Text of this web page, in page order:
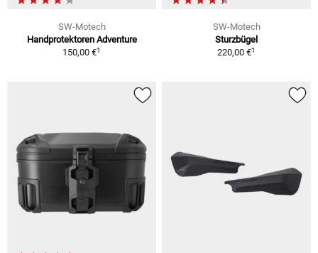
SW-Motech
Handprotektoren Adventure
150,00 €1
SW-Motech
Sturzbügel
220,00 €1